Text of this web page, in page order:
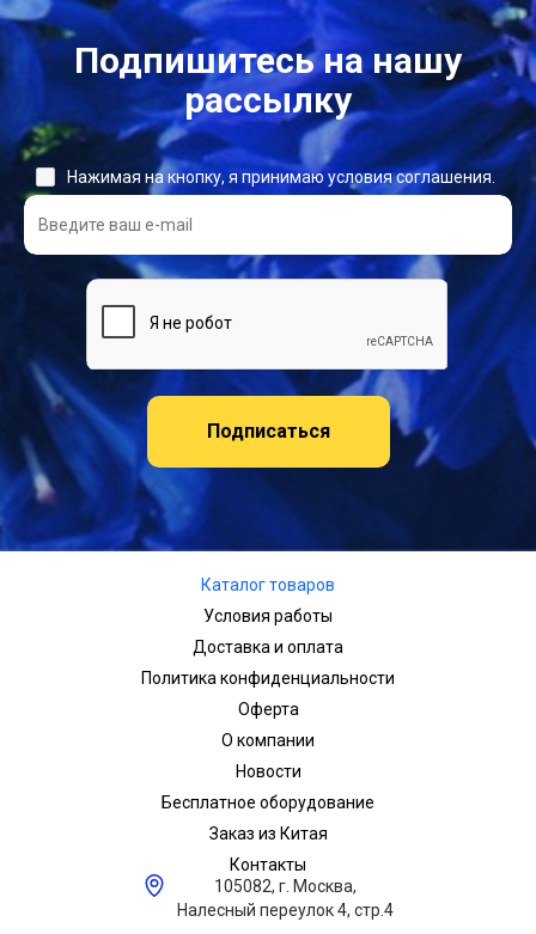
Подпишитесь на нашу
рассылку
Подписаться
Нажимая на кнопку, я принимаю условия соглашения.
Каталог товаров
Условия работы
Доставка и оплата
Политика конфиденциальности
Оферта
О компании
Новости
Бесплатное оборудование
Заказ из Китая
Контакты
105082, г. Москва,
Налесный переулок 4, стр.4